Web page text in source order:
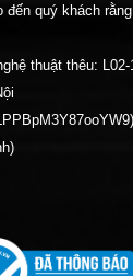
đến quý khách
thuật thêu: L02-